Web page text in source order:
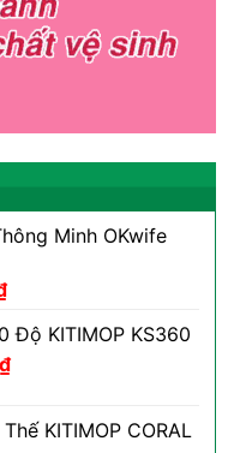
Minh OKwife
Giá
tại
là:
Độ KITIMOP KS360
₫Giá
là: KITIMOP CORAL